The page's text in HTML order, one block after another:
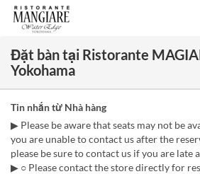
Đặt bàn tại Ristorante
Yokohama
Tin nhắn từ Nhà hàng
▶ Please be aware that seats may not be
you are unable to contact us after the
please be sure to contact us if you are late
▶ ○ Please contact the store directly for